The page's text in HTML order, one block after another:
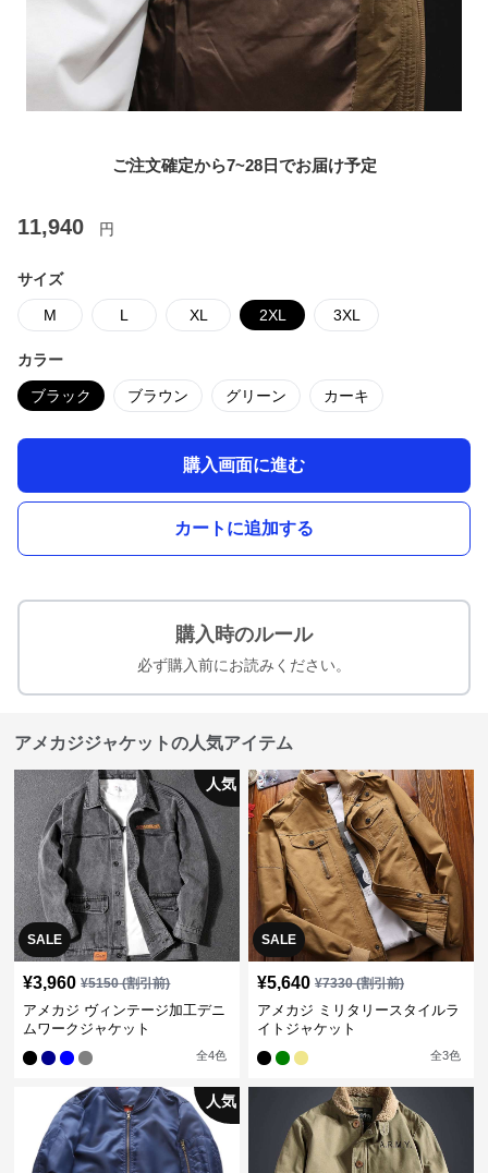
ご注文確定から7~28日でお届け予定
11,940 円
サイズ
M L XL 2XL 3XL
カラー
ブラック ブラウン グリーン カーキ
購入画面に進む
カートに追加する
購入時のルール
必ず購入前にお読みください。
アメカジジャケットの人気アイテム
SALE
人気
¥3,960 ¥5150(割引前)
アメカジ ヴィンテージ加工デニ
ムワークジャケット
全4色
SALE
¥5,640 ¥7330(割引前)
アメカジ ミリタリースタイルラ
イトジャケット
全3色
人気